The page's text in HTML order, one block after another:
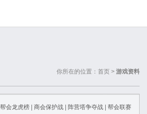
你所在的位置：首页 > 游戏资料
帮会龙虎榜 商会保护战 阵营塔争夺战
帮会联赛